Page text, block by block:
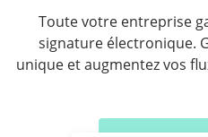
Toute votre entreprise
signature électronique.
unique et augmentez vos